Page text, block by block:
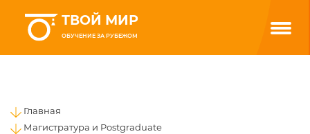
ТВОЙ МИР
ОБУЧЕНИЕ ЗА РУБЕЖОМ
Главная
Магистратура и Postgraduate